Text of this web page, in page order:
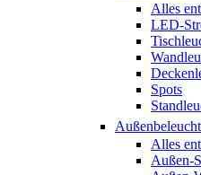
Alles
LED-
Spots
Alles
Außen-